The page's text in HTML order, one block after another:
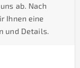
ab. Nach
Ihnen eine
und Details.